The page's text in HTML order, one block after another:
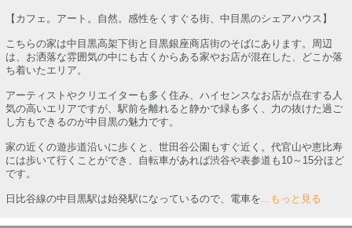
【カフェ。アート。自然。感性をくすぐる街、中目黒のシェアハウス】
こちらの家は中目黒高架下街と目黒銀座商店街のそばにあります。周辺
は、お洒落な雰囲気の中にも古くからある家やお店が混在した、どこか落
ち着いたエリア。
アーティストやクリエイターも多く住み、ハイセンスなお店が点在する人
気の高いエリアですが、駅前を離れると静かで緑も多く、力の抜けた過ご
し方もできるのが中目黒の魅力です。
家の近くの遊歩道沿いに歩くと、世田谷公園もすぐ近く。代官山や恵比寿
には歩いて行くことができ、自転車があれば渋谷や表参道も10～15分ほど
です。
日比谷線の中目黒駅は始発駅になっているので、電車を ...もっと見る